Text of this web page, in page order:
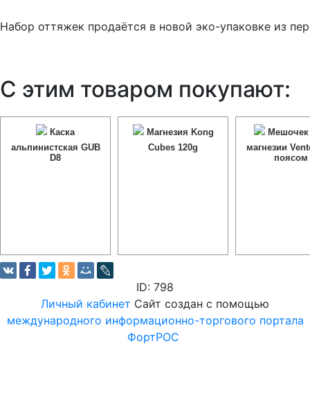
Набор оттяжек продаётся в новой эко-упаковке из
С этим товаром покупают:
Каска
альпинистская GUB
D8
Магнезия Kong
Cubes 120g
Мешочек
магнезии
поясом
ID: 798
Личный кабинет Сайт создан с помощью
международного информационно-торгового портала
ФортРОС